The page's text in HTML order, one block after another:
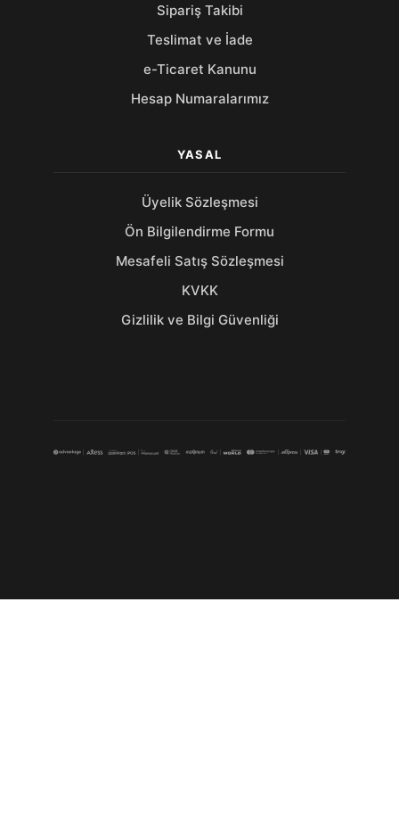
Sipariş Takibi
Teslimat ve İade
e-Ticaret Kanunu
Hesap Numaralarımız
YASAL
Üyelik Sözleşmesi
Ön Bilgilendirme Formu
Mesafeli Satış Sözleşmesi
KVKK
Gizlilik ve Bilgi Güvenliği